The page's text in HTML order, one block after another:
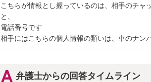
こちらが情報とし握っているのは、相手のチャ
と、
電話番号です
相手にはこちらの個人情報の類いは、車のナン
弁護士からの回答タイムライン